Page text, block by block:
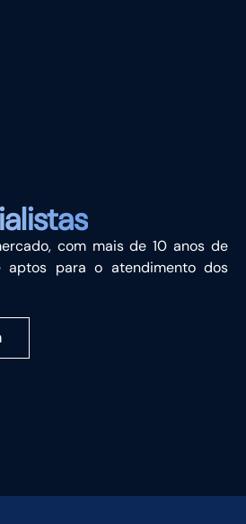
com mais de 10 anos de
aptos para o atendimento dos